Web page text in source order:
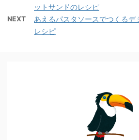
ットサンドのレシピ
NEXT
あえるパスタソースでつくるデ
レシピ